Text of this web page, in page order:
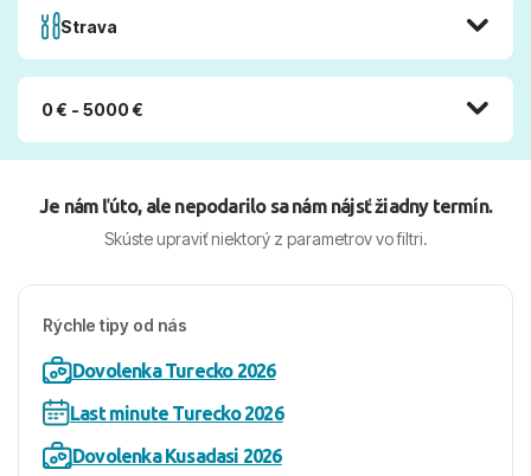
Strava
0 € - 5000 €
Je nám ľúto, ale nepodarilo sa nám nájsť žiadny termín.
Skúste upraviť niektorý z parametrov vo filtri.
Rýchle tipy od nás
Dovolenka Turecko 2026
Last minute Turecko 2026
Dovolenka Kusadasi 2026